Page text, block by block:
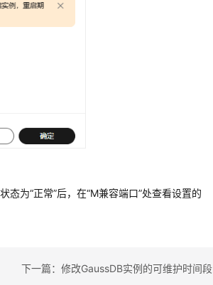
态为“正常”后，在“M兼容端口”处查看设置的
下一篇：修改GaussDB实例的可维护时间段